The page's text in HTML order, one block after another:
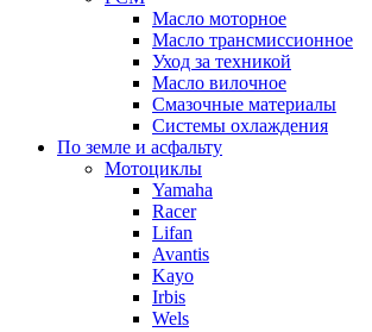
Масло моторное
Масло трансмиссионное
Уход за техникой
Масло вилочное
Смазочные материалы
Системы охлаждения
По земле и асфальту
Мотоциклы
Yamaha
Racer
Lifan
Avantis
Kayo
Irbis
Wels